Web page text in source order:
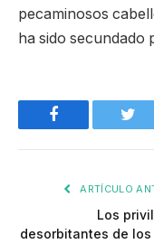
pecaminosos
ha sido secundado
Facebook
ARTÍCULO
Los
desorbitantes de los